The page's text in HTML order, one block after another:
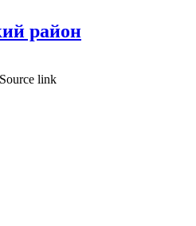
район
link